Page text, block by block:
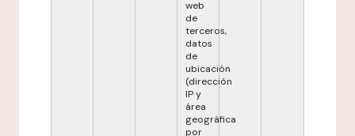
web
de
terceros,
datos
de
ubicación
(dirección
IP y
área
geográfica
por